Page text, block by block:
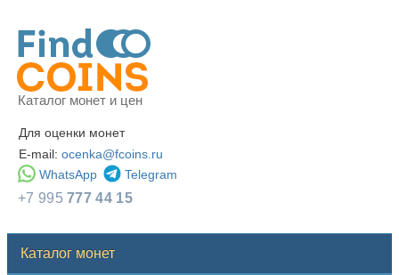
Каталог монет и цен
Для оценки монет
E-mail: ocenka@fcoins.ru
WhatsApp
Telegram
+7 995777 44 15
Каталог монет